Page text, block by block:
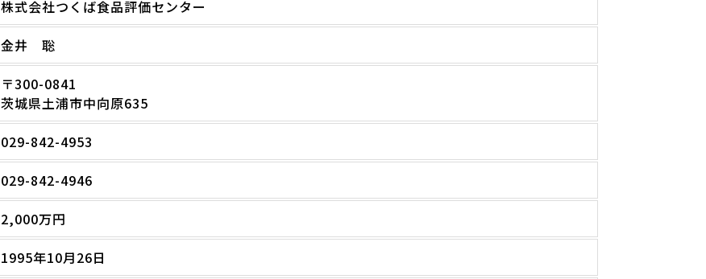
株式会社つくば食品評価センター
金井 聡
〒300-0841
茨城県土浦市中向原635
029-842-4953
029-842-4946
2,000万円
1995年10月26日